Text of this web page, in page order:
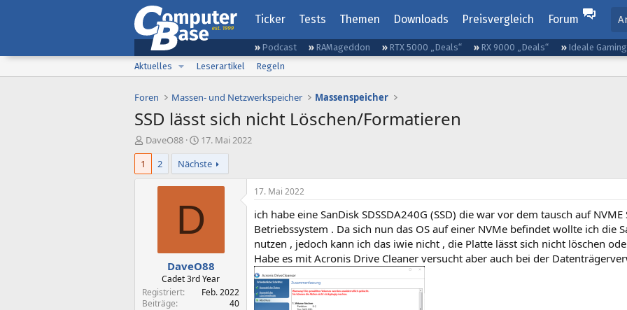
Ticker Tests Themen Downloads Preisvergleich Forum
Podcast RAMageddon RTX 5000 „Deals“ RX 9000 „Deals“
Ideale
Aktuelles
Leserartikel Regeln
Foren Massen- und Netzwerkspeicher Massenspeicher
SSD lässt sich nicht Löschen/Formatieren
E
r
t
DaveO88
E
r
s
t
e
l
t
m
17. Mai 2022
1
2 Nächste
D
DaveO88
Cadet 3rd Year
Registriert
Feb. 2022
Beiträge
40
17. Mai 2022
ich habe eine SanDisk SDSSDA240G (SSD) die war vor dem tausch auf
Betriebssystem . Da sich nun das OS auf einer NVMe befindet wollte ich die
nutzen , jedoch kann ich das iwie nicht , die Platte lässt sich nicht löschen
Habe es mit Acronis Drive Cleaner versucht aber auch bei der